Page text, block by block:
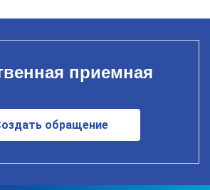
приемная
обращение